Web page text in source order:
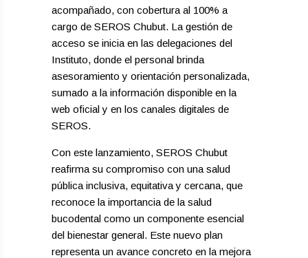
acompañado, con cobertura al 100% a
cargo de SEROS Chubut. La gestión de
acceso se inicia en las delegaciones del
Instituto, donde el personal brinda
asesoramiento y orientación personalizada,
sumado a la información disponible en la
web oficial y en los canales digitales de
SEROS.
Con este lanzamiento, SEROS Chubut
reafirma su compromiso con una salud
pública inclusiva, equitativa y cercana, que
reconoce la importancia de la salud
bucodental como un componente esencial
del bienestar general. Este nuevo plan
representa un avance concreto en la mejora